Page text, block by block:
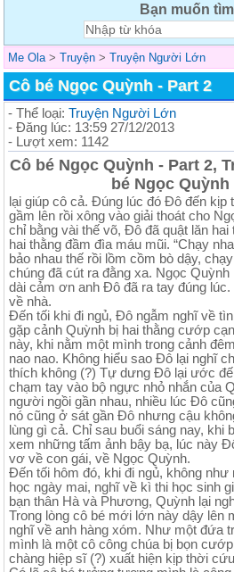
Bạn muốn
Me Ola > Truyện > Truyện Người Lớn
Cô bé Ngọc Quỳnh - Part 2
- Thể loại: Truyện Người Lớn
- Đăng lúc: 13:59 27/12/2013
- Lượt xem: 1142
Cô bé Ngọc Quỳnh - Part 2,
bé Ngọc Quỳnh
lại giúp cô cả. Đúng lúc đó Đô đến kịp
gầm lên rồi xông vào giải thoát cho
chỉ bằng vài thế võ, Đô đã quật lăn
hai thằng đầm đìa máu mũi. “Chạy
bảo nhau thế rồi lồm cồm bò dậy,
chúng đã cút ra đằng xa. Ngọc
dài cảm ơn anh Đô đã ra tay đúng
về nhà.
Đến tối khi đi ngủ, Đô ngẫm nghĩ về
gặp cảnh Quỳnh bị hai thằng cướp
này, khi nằm một mình trong cảnh
nao nao. Không hiểu sao Đô lại nghĩ
thích không (?) Tự dưng Đô lại ước
chạm tay vào bộ ngực nhỏ nhắn của
người ngồi gần nhau, nhiều lúc Đô
nó cũng ở sát gần Đô nhưng cậu
lùng gì cả. Chỉ sau buổi sáng nay, khi
xem những tấm ảnh bậy bạ, lúc này
vơ về con gái, về Ngọc Quỳnh.
Đến tối hôm đó, khi đi ngủ, không như
học ngày mai, nghĩ về kì thi học sinh
bạn thân Hà và Phương, Quỳnh lại
Trong lòng cô bé mới lớn này dậy lên
nghĩ về anh hàng xóm. Như một đứa
mình là một cô công chúa bị bọn
chàng hiệp sĩ (?) xuất hiện kịp thời